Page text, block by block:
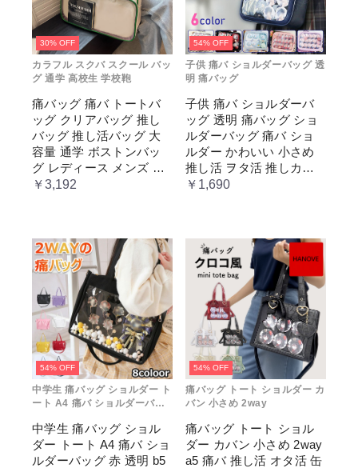
30% OFF
カラフル スクバ スクール バッ
グ 通学 高校生 学校鞄
痛バッグ 痛バ トートバ
ッグ クリアバッグ 推し
バッグ 推し活バッグ 大
容量 通学 ボストンバッ
グ レディース メンズ 男
女兼用 学生 スクール 透
￥3,192
54% OFF
子供 痛バ ショルダーバッグ 透
明 痛バッグ
子供 痛バ ショルダーバ
ッグ 透明 痛バッグ ショ
ルダーバッグ 痛バ ショ
ルダー かわいい 小さめ
推し活 ヲタ活 推しカラ
ー 推し色 肩掛け レディ
￥1,690
54% OFF
中学生 痛バッグ ショルダー ト
ート A4 痛バ ショルダーバッ
中学生 痛バッグ ショル
ダー トート A4 痛バ ショ
ルダーバッグ 赤 透明 b5
54% OFF
痛バッグ トート ショルダー カ
バン 小さめ 2way
痛バッグ トート ショル
ダー カバン 小さめ 2way
a5 痛バ 推し活 オタ活 缶